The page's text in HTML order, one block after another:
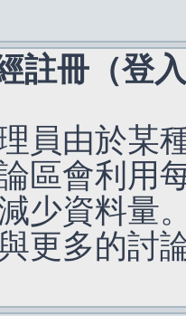
註冊（登
員由於某
區會利用
少資料量
更多的討